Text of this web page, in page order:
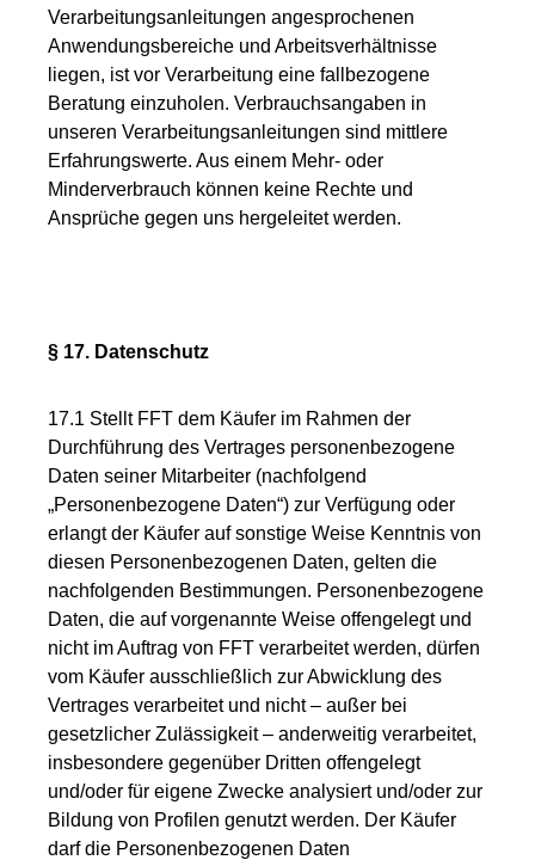
Verarbeitungsanleitungen angesprochenen
Anwendungsbereiche und Arbeitsverhältnisse
liegen, ist vor Verarbeitung eine fallbezogene
Beratung einzuholen. Verbrauchsangaben in
unseren Verarbeitungsanleitungen sind mittlere
Erfahrungswerte. Aus einem Mehr- oder
Minderverbrauch können keine Rechte und
Ansprüche gegen uns hergeleitet werden.
§ 17. Datenschutz
17.1 Stellt FFT dem Käufer im Rahmen der
Durchführung des Vertrages personenbezogene
Daten seiner Mitarbeiter (nachfolgend
„Personenbezogene Daten“) zur Verfügung oder
erlangt der Käufer auf sonstige Weise Kenntnis von
diesen Personenbezogenen Daten, gelten die
nachfolgenden Bestimmungen. Personenbezogene
Daten, die auf vorgenannte Weise offengelegt und
nicht im Auftrag von FFT verarbeitet werden, dürfen
vom Käufer ausschließlich zur Abwicklung des
Vertrages verarbeitet und nicht – außer bei
gesetzlicher Zulässigkeit – anderweitig verarbeitet,
insbesondere gegenüber Dritten offengelegt
und/oder für eigene Zwecke analysiert und/oder zur
Bildung von Profilen genutzt werden. Der Käufer
darf die Personenbezogenen Daten